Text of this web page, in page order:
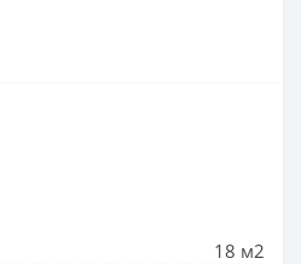
18 м2